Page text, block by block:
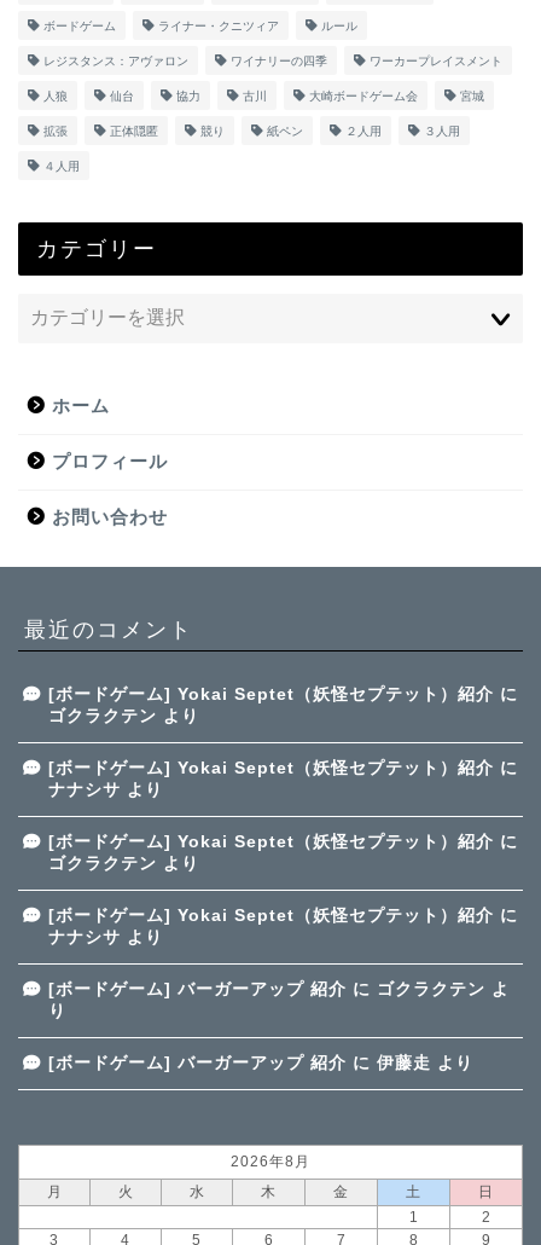
ボードゲーム ライナー・クニツィア ルール
レジスタンス：アヴァロン ワイナリーの四季 ワーカープレイスメント
人狼 仙台 協力 古川 大崎ボードゲーム会 宮城
拡張 正体隠匿 競り 紙ペン ２人用 ３人用
４人用
カテゴリー
ホーム
プロフィール
お問い合わせ
最近のコメント
[ボードゲーム] Yokai Septet（妖怪セプテット）紹介 に
ゴクラクテン より
[ボードゲーム] Yokai Septet（妖怪セプテット）紹介 に
ナナシサ より
[ボードゲーム] Yokai Septet（妖怪セプテット）紹介 に
ゴクラクテン より
[ボードゲーム] Yokai Septet（妖怪セプテット）紹介 に
ナナシサ より
[ボードゲーム] バーガーアップ 紹介 に ゴクラクテン よ
り
[ボードゲーム] バーガーアップ 紹介 に 伊藤走 より
2026年8月
月
火 水 木 金 土
日
1
2
3
4 5 6 7 8 9